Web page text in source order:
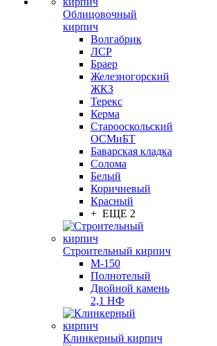
Облицовочный
кирпич
Волгабрик
ЛСР
Браер
Железногорский
ЖКЗ
Терекс
Керма
Старооскольский
ОСМиБТ
Баварская кладка
Солома
Белый
Коричневый
Красный
+ ЕЩЕ 2
Строительный кирпич
М-150
Полнотелый
Двойной камень
2,1 НФ
Клинкерный кирпич